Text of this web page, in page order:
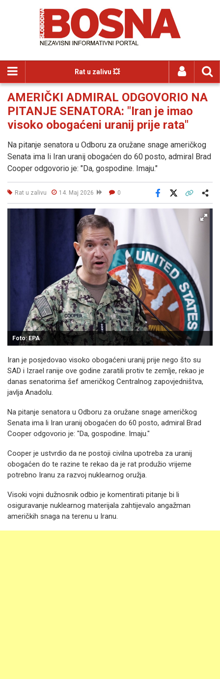
Rat u zalivu 💥
AMERIČKI ADMIRAL ODGOVORIO NA
PITANJE SENATORA: "Iran je imao
visoko obogaćeni uranij prije rata"
Na pitanje senatora u Odboru za oružane snage američkog
Senata ima li Iran uranij obogaćen do 60 posto, admiral Brad
Cooper odgovorio je: "Da, gospodine. Imaju."
Rat u zalivu 14. Maj 2026 0
Facebook
Foto: EPA
Iran je posjedovao visoko obogaćeni uranij prije nego što su
SAD i Izrael ranije ove godine zaratili protiv te zemlje, rekao je
danas senatorima šef američkog Centralnog zapovjedništva,
javlja Anadolu.
Na pitanje senatora u Odboru za oružane snage američkog
Senata ima li Iran uranij obogaćen do 60 posto, admiral Brad
Cooper odgovorio je: "Da, gospodine. Imaju."
Cooper je ustvrdio da ne postoji civilna upotreba za uranij
obogaćen do te razine te rekao da je rat produžio vrijeme
potrebno Iranu za razvoj nuklearnog oružja.
Visoki vojni dužnosnik odbio je komentirati pitanje bi li
osiguravanje nuklearnog materijala zahtijevalo angažman
američkih snaga na terenu u Iranu.